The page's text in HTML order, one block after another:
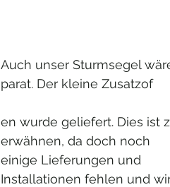
Auch unser Sturmsegel
parat. Der kleine Zusatzof
en wurde geliefert. Dies ist
erwähnen, da doch noch
einige Lieferungen und
Installationen fehlen und